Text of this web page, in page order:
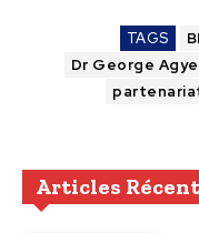
TAGS
Dr George
Articles